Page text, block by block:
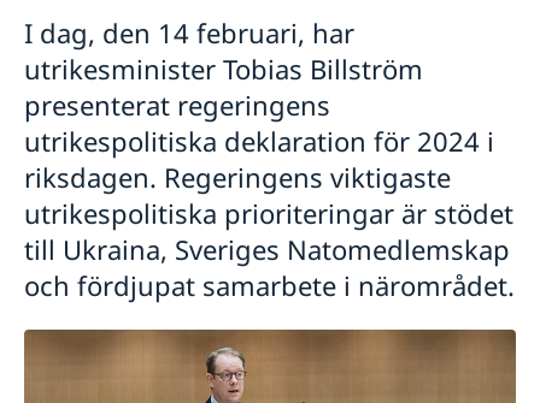
Svenska företag i Tjeckien
Anmäl handelshinder
Adventsgudstjänst på svenska
Filmvisning under bar himmel: Hammarskjöld
Praktikant sökes!
Nya statsråd på Utrikesdepartementet
Regeringens prioriteringar i utrikes- och
säkerhetspolitiken med anledning av Sveriges
medlemskap i Nato
Regeringens prioriteringar i utrikesdeklarationen
2024
Luciakonsert i Strahovklostret
Praktikant till Sveriges ambassad i Prag
Filmvisning under bar himmel: Erotikon
Praktikant till Sveriges ambassad i Prag
I dag, den 14 februari, har
utrikesminister Tobias Billström
presenterat regeringens
utrikespolitiska deklaration för 2024 i
riksdagen. Regeringens viktigaste
utrikespolitiska prioriteringar är stödet
till Ukraina, Sveriges Natomedlemskap
och fördjupat samarbete i närområdet.